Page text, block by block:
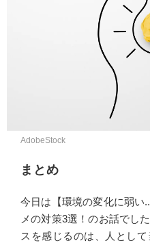
AdobeStock
まとめ
今日は【環境の変化に弱い
メの対策3選！のお話でし
スを感じるのは、人とし